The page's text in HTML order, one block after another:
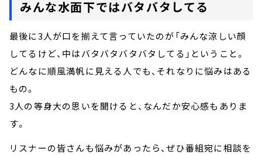
みんな水面下ではバタバタしてる
最後に3人が口を揃えて言っていたのが「みんな涼しい顔
してるけど、中はバタバタバタバタしてる」ということ。
どんなに順風満帆に見える人でも、それなりに悩みはある
もの。
3人の等身大の思いを聞けると、なんだか安心感もありま
す。
リスナーの皆さんも悩みがあったら、ぜひ番組宛に相談を